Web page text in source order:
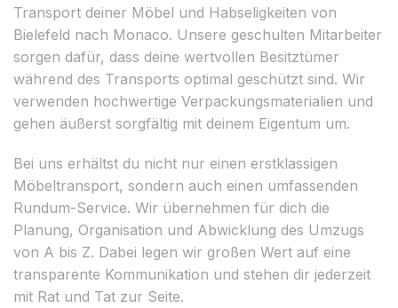
Transport deiner Möbel und Habseligkeiten von
Bielefeld nach Monaco. Unsere geschulten Mitarbeiter
sorgen dafür, dass deine wertvollen Besitztümer
während des Transports optimal geschützt sind. Wir
verwenden hochwertige Verpackungsmaterialien und
gehen äußerst sorgfältig mit deinem Eigentum um.
Bei uns erhältst du nicht nur einen erstklassigen
Möbeltransport, sondern auch einen umfassenden
Rundum-Service. Wir übernehmen für dich die
Planung, Organisation und Abwicklung des Umzugs
von A bis Z. Dabei legen wir großen Wert auf eine
transparente Kommunikation und stehen dir jederzeit
mit Rat und Tat zur Seite.